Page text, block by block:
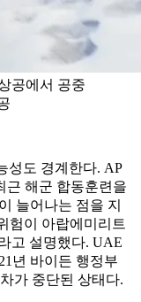
공에서 공중
성도 경계한다. AP
근 해군 합동훈련을
늘어나는 점을 지
험이 아랍에미리트
고 설명했다. UAE
년 바이든 행정부
가 중단된 상태다.